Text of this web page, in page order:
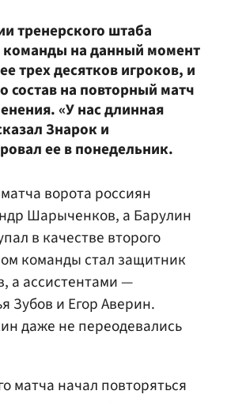
тренерского штаба
команды на данный момент
трех десятков игроков, и
состав на повторный матч
«У нас длинная
Знарок и
ее в понедельник.
ворота россиян
Шарыченков, а Барулин
в качестве второго
команды стал защитник
а ассистентами —
Зубов и Егор Аверин.
даже не переодевались
матча начал повторяться